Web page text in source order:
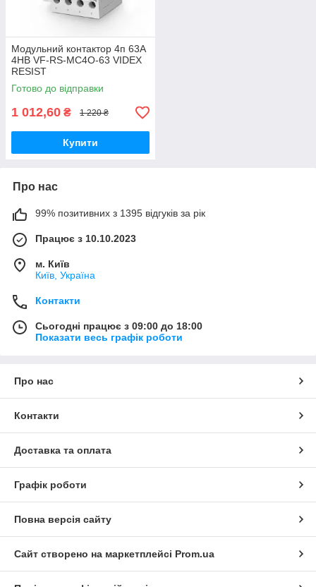
Модульний контактор 4п 63А
4НВ VF-RS-MC4O-63 VIDEX
RESIST
Готово до відправки
1 012,60 ₴ 1 220 ₴
Купити
Про нас
99% позитивних з 1395 відгуків за рік
Працює з 10.10.2023
м. Київ
Київ, Україна
Контакти
Сьогодні працює з 09:00 до 18:00
Показати весь графік роботи
Про нас
Контакти
Доставка та оплата
Графік роботи
Повна версія сайту
Сайт створено на маркетплейсі Prom.ua